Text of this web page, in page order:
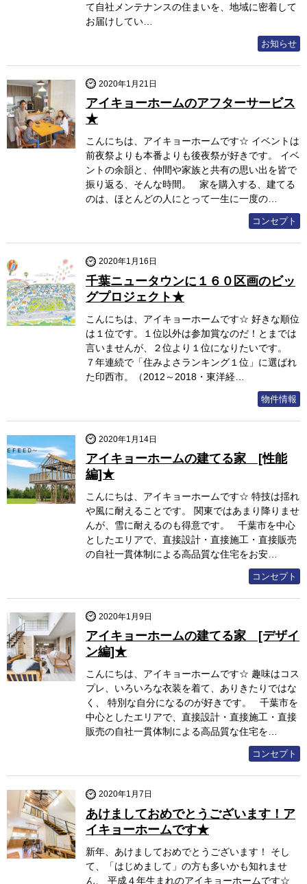
て自社メンテナンスの住まいを、地域に密着して
お届けしてい…
お知らせ
2020年1月21日
アイキョーホームのアフターサービス
★
こんにちは、アイキョーホームです☆ イベントは
前夜祭よりも本番よりも後夜祭が好きです。 イベ
ントの余韻と、仲間や家族と共有の思い出を皆で
振り返る、そんな時間。 家を購入する、建てる
のは、ほとんどの人にとって一生に一度の…
コンセプト
2020年1月16日
千葉ニュータウンに１６０区画のビッ
グプロジェクト★
こんにちは、アイキョーホームです☆ 好きな順位
は１位です。１位以外は参加賞なのだ！とまでは
言いませんが、２位より１位になりたいです。
７年連続で「住みよさランキング１位」に選ばれ
た印西市。（2012～2018・東洋経…
物件情報
2020年1月14日
アイキョーホームの建てる家 [性能
編]★
こんにちは、アイキョーホームです☆ 特技は揺れ
や風に耐えることです。 関東ではあまり降りませ
んが、雪に耐えるのも得意です。 千葉市を中心
としたエリアで、直接設計・直接施工・直接販売
の自社一貫体制による高品質な住宅をお安…
コンセプト
2020年1月9日
アイキョーホームの建てる家 [デザイ
ン編]★
こんにちは、アイキョーホームです☆ 趣味はコス
プレ、いろいろな衣装を着て、ありきたりではな
く、 特別な自分になるのが好きです。 千葉市を
中心としたエリアで、直接設計・直接施工・直接
販売の自社一貫体制による高品質な住宅を…
コンセプト
2020年1月7日
あけましておめでとうございます！ア
イキョーホームです★
新年、あけましておめでとうございます！ そし
て、「はじめまして」の方も多いかも知れませ
ん、 平成４年生まれのアイキョーホームです☆